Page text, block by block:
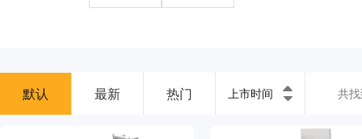
默认 最新 热门 上市时间 共